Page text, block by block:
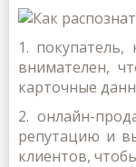
1.
внимателен,
карточные
2. онлайн-
репутацию и
клиентов,